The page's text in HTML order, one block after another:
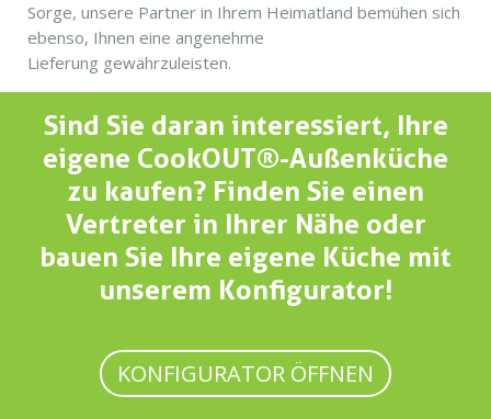
Sorge, unsere Partner in Ihrem Heimatland bemühen sich
ebenso, Ihnen eine angenehme
Lieferung gewährzuleisten.
Sind Sie daran interessiert, Ihre
eigene CookOUT®-Außenküche
zu kaufen? Finden Sie einen
Vertreter in Ihrer Nähe oder
bauen Sie Ihre eigene Küche mit
unserem Konfigurator!
KONFIGURATOR ÖFFNEN